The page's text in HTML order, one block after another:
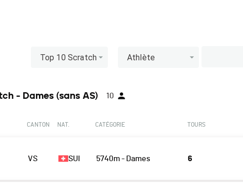
Top 10 Scratch Athlète
- Dames (sans AS) 10
CANTON NAT. CATÉGORIE TOURS
VS SUI 5740m - Dames 6